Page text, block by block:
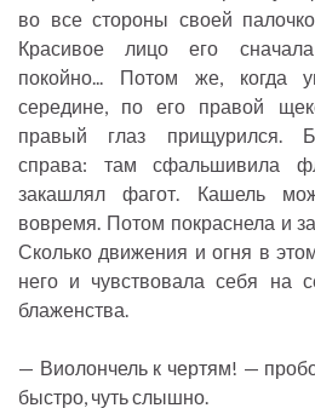
во все стороны своей
Красивое лицо его
покойно... Потом же, когда
середине, по его правой
правый глаз прищурился.
справа: там сфальшивила
закашлял фагот. Кашель
вовремя. Потом покраснела и
Сколько движения и огня в
него и чувствовала себя на
блаженства.
— Виолончель к чертям! —
быстро, чуть слышно.